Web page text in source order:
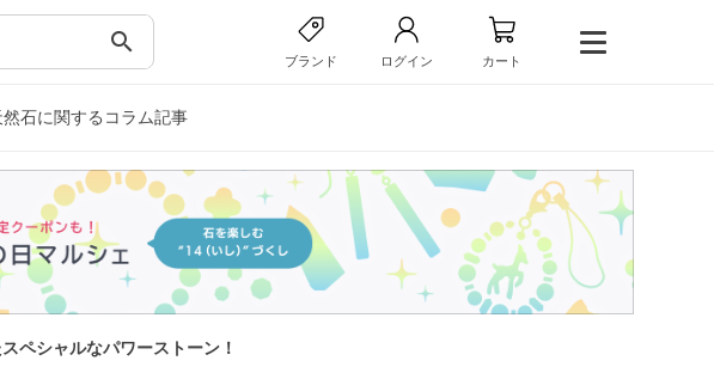
search
ブランド ログイン カート
石に関するコラム記事
ペシャルなパワーストーン！